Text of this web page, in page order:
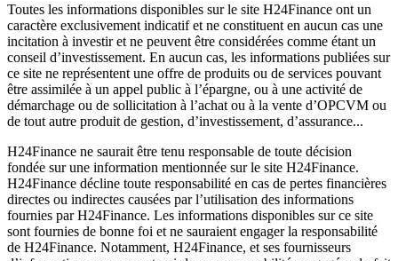
Toutes les informations disponibles sur le site H24Finance ont un
caractère exclusivement indicatif et ne constituent en aucun cas une
incitation à investir et ne peuvent être considérées comme étant un
conseil d’investissement. En aucun cas, les informations publiées sur
ce site ne représentent une offre de produits ou de services pouvant
être assimilée à un appel public à l’épargne, ou à une activité de
démarchage ou de sollicitation à l’achat ou à la vente d’OPCVM ou
de tout autre produit de gestion, d’investissement, d’assurance...
H24Finance ne saurait être tenu responsable de toute décision
fondée sur une information mentionnée sur le site H24Finance.
H24Finance décline toute responsabilité en cas de pertes financières
directes ou indirectes causées par l’utilisation des informations
fournies par H24Finance. Les informations disponibles sur ce site
sont fournies de bonne foi et ne sauraient engager la responsabilité
de H24Finance. Notamment, H24Finance, et ses fournisseurs